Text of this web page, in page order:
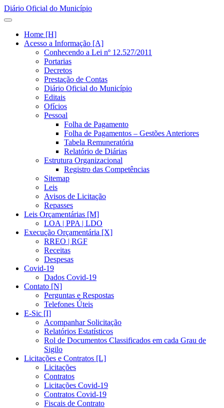
Diário Oficial do Município
Home [H]
Acesso a Informação [A]
Conhecendo a Lei nº 12.527/2011
Portarias
Decretos
Prestação de Contas
Diário Oficial do Município
Editais
Ofícios
Pessoal
Folha de Pagamento
Folha de Pagamentos – Gestões Anteriores
Tabela Remuneratória
Relatório de Diárias
Estrutura Organizacional
Registro das Competências
Sitemap
Leis
Avisos de Licitação
Repasses
Leis Orçamentárias [M]
LOA | PPA | LDO
Execução Orçamentária [X]
RREO | RGF
Receitas
Despesas
Covid-19
Dados Covid-19
Contato [N]
Perguntas e Respostas
Telefones Úteis
E-Sic [I]
Acompanhar Solicitação
Relatórios Estatísticos
Rol de Documentos Classificados em cada Grau de
Sigilo
Licitações e Contratos [L]
Licitações
Contratos
Licitações Covid-19
Contratos Covid-19
Fiscais de Contrato